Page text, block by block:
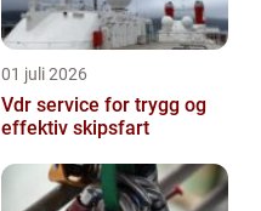
01 juli 2026
Vdr service for trygg og
effektiv skipsfart